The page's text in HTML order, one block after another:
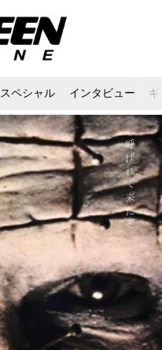
スペシャル インタビュー